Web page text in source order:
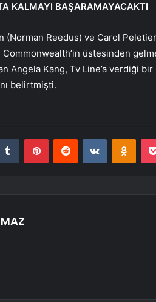
KALMAYI BAŞARAMAYACAKTI
(Norman Reedus) ve Carol
üstesinden
Angela Kang, Tv Line’a verdiği
belirtmişti.
Tumblr PinterestReddit VKontakte